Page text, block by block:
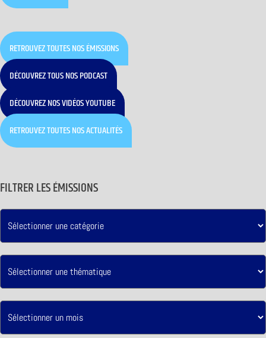
RETROUVEZ TOUTES NOS ÉMISSIONS
DÉCOUVREZ TOUS NOS PODCAST
DÉCOUVREZ NOS VIDÉOS YOUTUBE
RETROUVEZ TOUTES NOS ACTUALITÉS
FILTRER LES ÉMISSIONS